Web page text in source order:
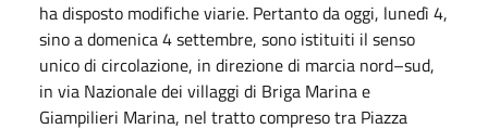
ha disposto modifiche viarie. Pertanto da oggi, lunedì 4,
sino a domenica 4 settembre, sono istituiti il senso
unico di circolazione, in direzione di marcia nord–sud,
in via Nazionale dei villaggi di Briga Marina e
Giampilieri Marina, nel tratto compreso tra Piazza